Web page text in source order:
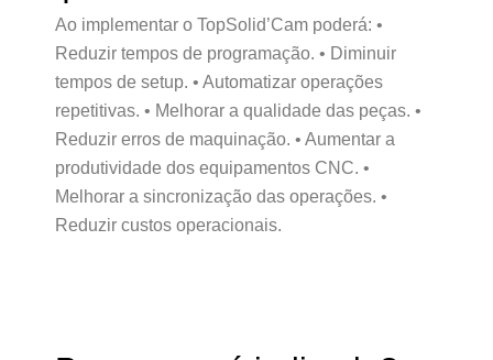
Ao implementar o TopSolid’Cam poderá: •
Reduzir tempos de programação. • Diminuir
tempos de setup. • Automatizar operações
repetitivas. • Melhorar a qualidade das peças. •
Reduzir erros de maquinação. • Aumentar a
produtividade dos equipamentos CNC. •
Melhorar a sincronização das operações. •
Reduzir custos operacionais.